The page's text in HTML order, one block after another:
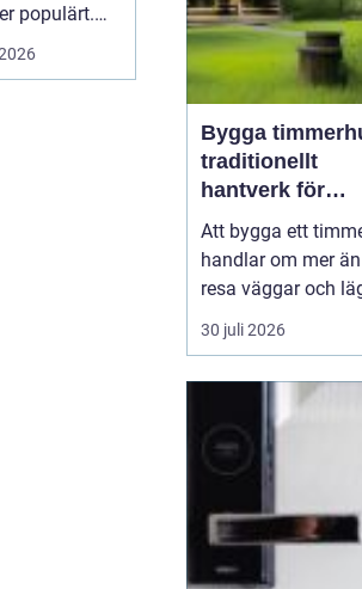
populärt.
har ärvda
Bygga
traditionellt
hantverk för
moderna behov
Att bygga ett
handlar om mer
resa väggar och
ett tak. Ett
ett långsiktigt hem,
som andas, åldras
vackert och ger en
ombonad känsla.
att fler söker
boen...
30 juli 2026